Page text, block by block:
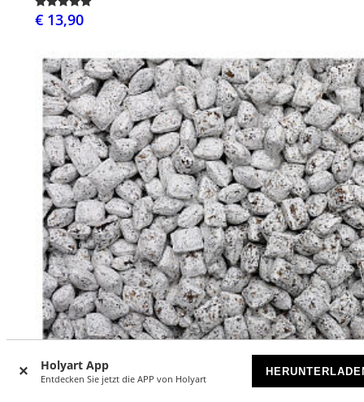
Holyart App
Entdecken Sie jetzt die APP von Holyart
€ 13,90